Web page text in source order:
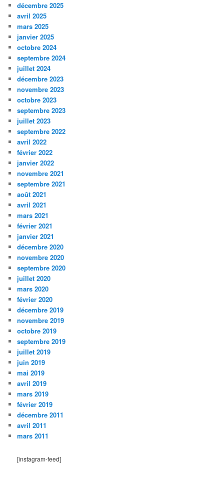
décembre 2025
avril 2025
mars 2025
janvier 2025
octobre 2024
septembre 2024
juillet 2024
décembre 2023
novembre 2023
octobre 2023
septembre 2023
juillet 2023
septembre 2022
avril 2022
février 2022
janvier 2022
novembre 2021
septembre 2021
août 2021
avril 2021
mars 2021
février 2021
janvier 2021
décembre 2020
novembre 2020
septembre 2020
juillet 2020
mars 2020
février 2020
décembre 2019
novembre 2019
octobre 2019
septembre 2019
juillet 2019
juin 2019
mai 2019
avril 2019
mars 2019
février 2019
décembre 2011
avril 2011
mars 2011
[instagram-feed]